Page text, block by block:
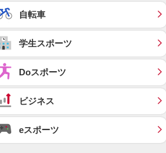
自転車
学生スポーツ
Doスポーツ
ビジネス
eスポーツ